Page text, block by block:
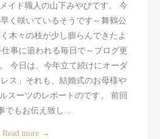
イド職人の山下みやびです。 今
く咲いているそうです～舞鶴公
木々の枝が少し膨らんできたよ
事に追われる毎日で～ブログ更
今日は、今年立て続けにオーダ
ス」それも、結婚式のお母様や
スーツのレポートのです。 前回
でもお伝え致し...
Read more →